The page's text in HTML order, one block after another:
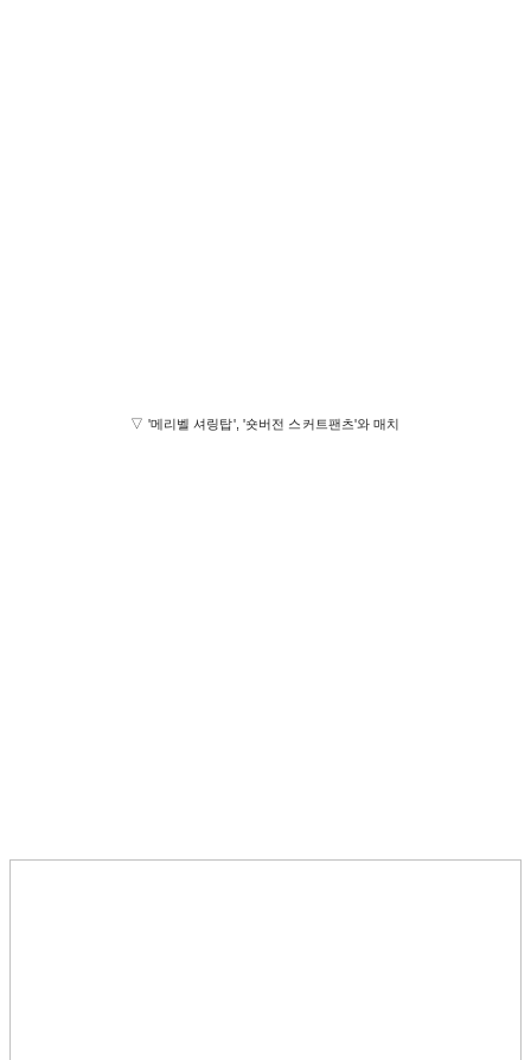
▽ '메리벨 셔링탑', '숏버전 스커트팬츠'와 매치